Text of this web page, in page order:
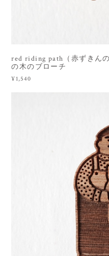
red riding path（赤ずきん
の木のブローチ
¥1,540